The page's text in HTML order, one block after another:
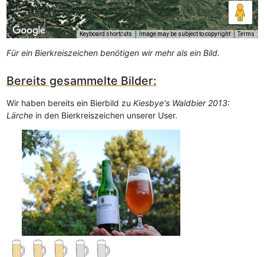
Keyboard shortcuts Image may be subject to copyright Terms
Für ein Bierkreiszeichen benötigen wir mehr als ein Bild.
Bereits gesammelte Bilder:
Wir haben bereits ein Bierbild zu Kiesbye's Waldbier 2013:
Lärche in den Bierkreiszeichen unserer User.